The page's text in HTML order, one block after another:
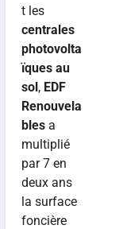
t les
centrales
photovolta
ïques au
sol, EDF
Renouvela
blesa
multiplié
par 7 en
deux ans
la surface
foncière